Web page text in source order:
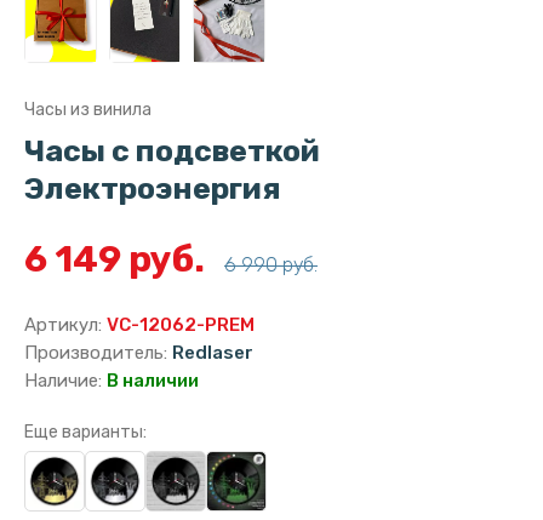
Часы из винила
Часы с подсветкой
Электроэнергия
6 149 руб. 6 990 руб.
Артикул: VC-12062-PREM
Производитель: Redlaser
Наличие: В наличии
Еще варианты: